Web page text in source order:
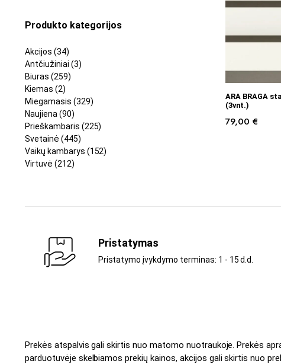
Į
ARA BRAGA
(3vnt.)
79,00 €
Produkto kategorijos
Akcijos (34)
Antčiužiniai (3)
Biuras (259)
Kiemas (2)
Miegamasis (329)
Naujiena (90)
Prieškambaris (225)
Svetainė (445)
Vaikų kambarys (152)
Virtuvė (212)
Pristatymas
Pristatymo įvykdymo terminas: 1 - 15 d.d.
Prekės atspalvis gali skirtis nuo matomo nuotraukoje. Prekės
parduotuvėje skelbiamos prekių kainos, akcijos gali skirtis nuo